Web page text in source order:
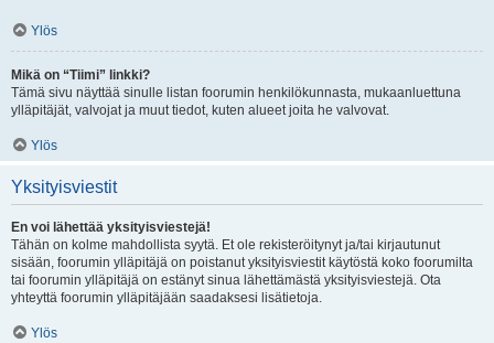
Ylös
Mikä on “Tiimi” linkki?
Tämä sivu näyttää sinulle listan foorumin henkilökunnasta, mukaanluettuna
ylläpitäjät, valvojat ja muut tiedot, kuten alueet joita he valvovat.
Ylös
Yksityisviestit
En voi lähettää yksityisviestejä!
Tähän on kolme mahdollista syytä. Et ole rekisteröitynyt ja/tai kirjautunut
sisään, foorumin ylläpitäjä on poistanut yksityisviestit käytöstä koko foorumilta
tai foorumin ylläpitäjä on estänyt sinua lähettämästä yksityisviestejä. Ota
yhteyttä foorumin ylläpitäjään saadaksesi lisätietoja.
Ylös